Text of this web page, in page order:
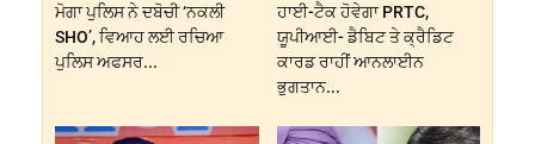
ਮੋਗਾ ਪੁਲਿਸ ਨੇ ਦਬੋਚੀ ‘ਨਕਲੀ
SHO’, ਵਿਆਹ ਲਈ ਰਚਿਆ
ਪੁਲਿਸ ਅਫਸਰ...
ਹਾਈ-ਟੈਕ ਹੋਵੇਗਾ PRTC,
ਯੂਪੀਆਈ- ਡੈਬਿਟ ਤੇ ਕ੍ਰੈਡਿਟ
ਕਾਰਡ ਰਾਹੀਂ ਆਨਲਾਈਨ
ਭੁਗਤਾਨ...